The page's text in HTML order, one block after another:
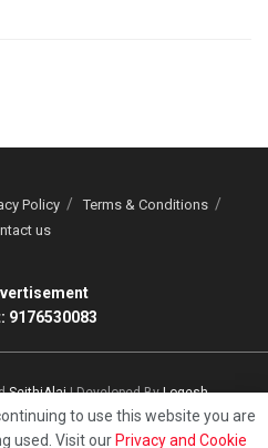
Policy
Terms & Conditions
us
9176530083
SeithiAlai| Developed ByLogesh
to use this website you are
used. Visit our Privacy and Cookie